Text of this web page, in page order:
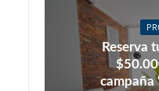
Reserva
campaña